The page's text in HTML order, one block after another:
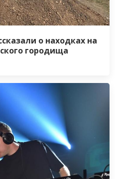
о находках на
городища